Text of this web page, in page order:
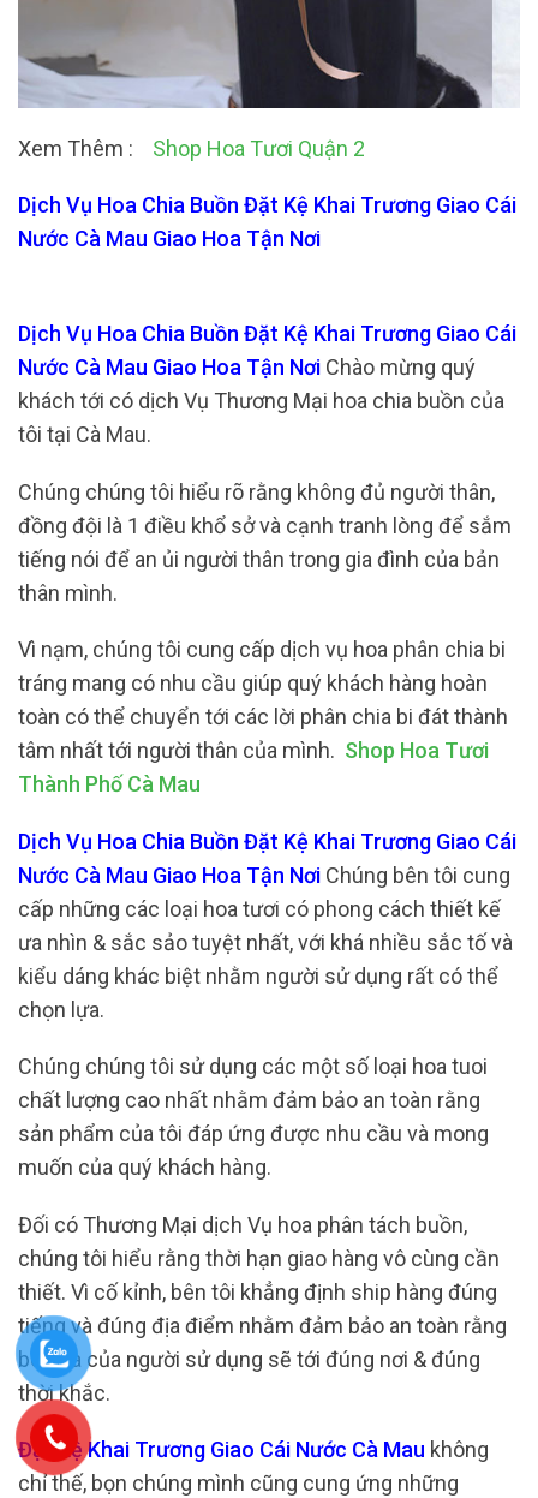
Xem Thêm : Shop Hoa Tươi Quận 2
Dịch Vụ Hoa Chia Buồn Đặt Kệ Khai Trương Giao Cái
Nước Cà Mau Giao Hoa Tận Nơi
Dịch Vụ Hoa Chia Buồn Đặt Kệ Khai Trương Giao Cái
Nước Cà Mau Giao Hoa Tận Nơi Chào mừng quý
khách tới có dịch Vụ Thương Mại hoa chia buồn của
tôi tại Cà Mau.
Chúng chúng tôi hiểu rõ rằng không đủ người thân,
đồng đội là 1 điều khổ sở và cạnh tranh lòng để sắm
tiếng nói để an ủi người thân trong gia đình của bản
thân mình.
Vì nạm, chúng tôi cung cấp dịch vụ hoa phân chia bi
tráng mang có nhu cầu giúp quý khách hàng hoàn
toàn có thể chuyển tới các lời phân chia bi đát thành
tâm nhất tới người thân của mình. Shop Hoa Tươi
Thành Phố Cà Mau
Dịch Vụ Hoa Chia Buồn Đặt Kệ Khai Trương Giao Cái
Nước Cà Mau Giao Hoa Tận Nơi Chúng bên tôi cung
cấp những các loại hoa tươi có phong cách thiết kế
ưa nhìn & sắc sảo tuyệt nhất, với khá nhiều sắc tố và
kiểu dáng khác biệt nhằm người sử dụng rất có thể
chọn lựa.
Chúng chúng tôi sử dụng các một số loại hoa tuoi
chất lượng cao nhất nhằm đảm bảo an toàn rằng
sản phẩm của tôi đáp ứng được nhu cầu và mong
muốn của quý khách hàng.
Đối có Thương Mại dịch Vụ hoa phân tách buồn,
chúng tôi hiểu rằng thời hạn giao hàng vô cùng cần
thiết. Vì cố kỉnh, bên tôi khẳng định ship hàng đúng
tiếng và đúng địa điểm nhằm đảm bảo an toàn rằng
bó hoa của người sử dụng sẽ tới đúng nơi & đúng
thời khắc.
Đặt Kệ Khai Trương Giao Cái Nước Cà Mau không
chỉ thế, bọn chúng mình cũng cung ứng những